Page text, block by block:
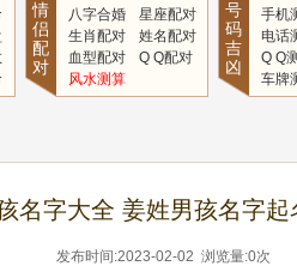
情
侣
配
对
八字合婚
星座配对
生肖配对
姓名配对
血型配对
Q Q配对
风水测算
号
码
吉
凶
手机
电话
Q Q
车牌
名字大全 姜姓男孩名字起
发布时间:2023-02-02 浏览量:0次